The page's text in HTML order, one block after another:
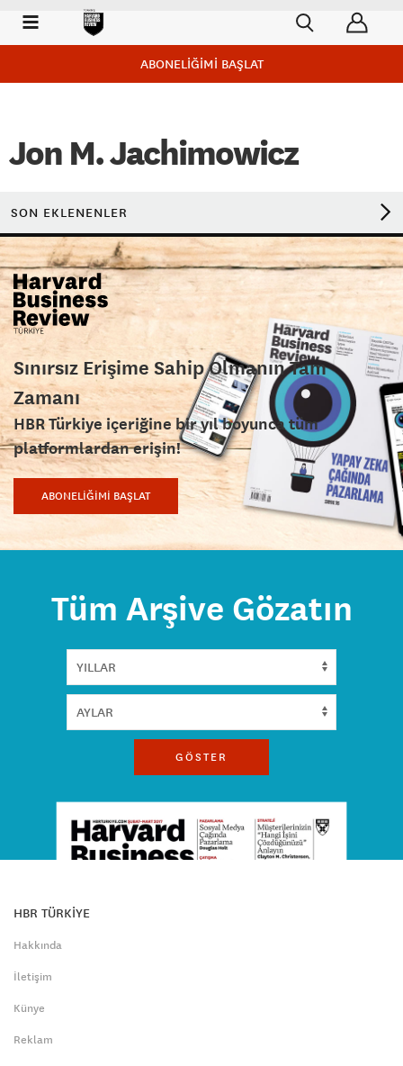
ABONELİĞİMİ BAŞLAT
Jon M. Jachimowicz
SON EKLENENLER
Sınırsız Erişime Sahip Olmanın Tam
Zamanı
HBR Türkiye içeriğine bir yıl boyunca tüm
platformlardan erişin!
ABONELİĞİMİ BAŞLAT
Tüm Arşive Gözatın
GÖSTER
HBR TÜRKİYE
Hakkında
İletişim
Künye
Reklam